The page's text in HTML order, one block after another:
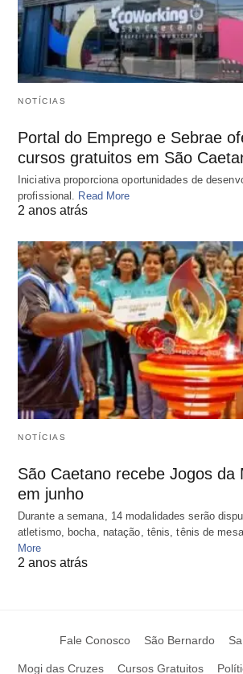
NOTÍCIAS
Portal do Emprego e Sebrae
cursos gratuitos em São
Iniciativa proporciona oportunidades de
profissional. Read More
2 anos atrás
NOTÍCIAS
São Caetano recebe Jogos da
em junho
Durante a semana, 14 modalidades serão
atletismo, bocha, natação, tênis, tênis de
More
2 anos atrás
Fale Conosco São Bernardo
Mogi das Cruzes Cursos Gratuitos